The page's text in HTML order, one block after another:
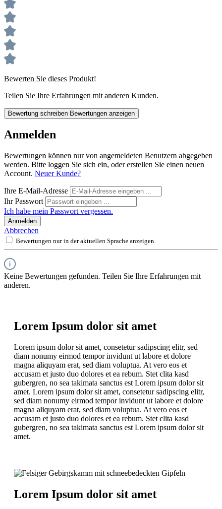
Bewerten Sie dieses Produkt!
Teilen Sie Ihre Erfahrungen mit anderen Kunden.
Bewertung schreiben Bewertungen anzeigen
Anmelden
Bewertungen können nur von angemeldeten Benutzern abgegeben
werden. Bitte loggen Sie sich ein, oder erstellen Sie einen neuen
Account. Neuer Kunde?
Ihre E-Mail-Adresse
Ihr Passwort
Ich habe mein Passwort vergessen.
Anmelden
Abbrechen
Bewertungen nur in der aktuellen Sprache anzeigen.
Keine Bewertungen gefunden. Teilen Sie Ihre Erfahrungen mit
anderen.
Lorem Ipsum dolor sit amet
Lorem ipsum dolor sit amet, consetetur sadipscing elitr, sed
diam nonumy eirmod tempor invidunt ut labore et dolore
magna aliquyam erat, sed diam voluptua. At vero eos et
accusam et justo duo dolores et ea rebum. Stet clita kasd
gubergren, no sea takimata sanctus est Lorem ipsum dolor sit
amet. Lorem ipsum dolor sit amet, consetetur sadipscing elitr,
sed diam nonumy eirmod tempor invidunt ut labore et dolore
magna aliquyam erat, sed diam voluptua. At vero eos et
accusam et justo duo dolores et ea rebum. Stet clita kasd
gubergren, no sea takimata sanctus est Lorem ipsum dolor sit
amet.
Lorem Ipsum dolor sit amet